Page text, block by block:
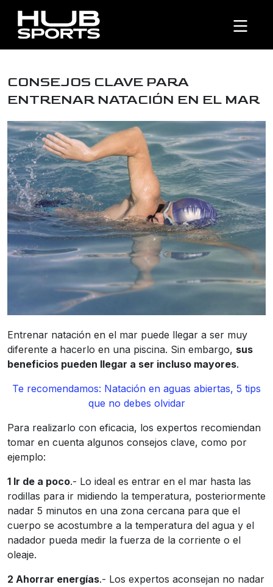
CONSEJOS CLAVE PARA
ENTRENAR NATACIÓN EN EL MAR
Entrenar natación en el mar puede llegar a ser muy
diferente a hacerlo en una piscina. Sin embargo, sus
beneficios pueden llegar a ser incluso mayores.
Te recomendamos: Natación en aguas abiertas, 5 tips
que no debes olvidar
Para realizarlo con eficacia, los expertos recomiendan
tomar en cuenta algunos consejos clave, como por
ejemplo:
1 Ir de a poco.- Lo ideal es entrar en el mar hasta las
rodillas para ir midiendo la temperatura, posteriormente
nadar 5 minutos en una zona cercana para que el
cuerpo se acostumbre a la temperatura del agua y el
nadador pueda medir la fuerza de la corriente o el
oleaje.
2 Ahorrar energías.- Los expertos aconsejan no nadar